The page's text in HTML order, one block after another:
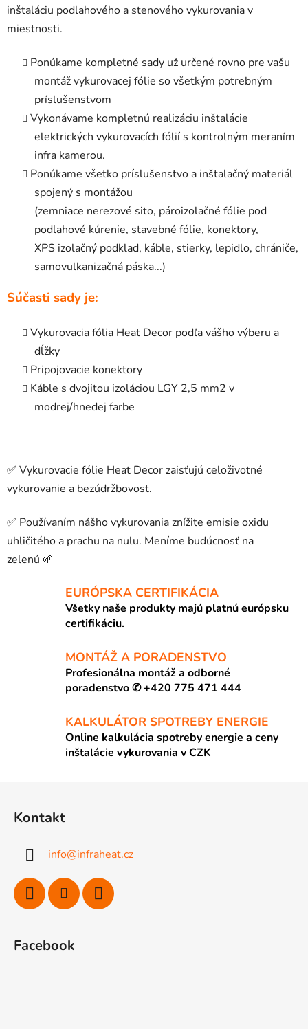
v
i
s
inštaláciu podlahového a stenového vykurovania v
miestnosti.
Ponúkame kompletné sady už určené rovno pre vašu
montáž vykurovacej fólie so všetkým potrebným
príslušenstvom
Vykonávame kompletnú realizáciu inštalácie
elektrických vykurovacích fólií s kontrolným meraním
infra kamerou.
Ponúkame všetko príslušenstvo a inštalačný materiál
spojený s montážou
(zemniace nerezové sito, pároizolačné fólie pod
podlahové kúrenie, stavebné fólie, konektory,
XPS izolačný podklad, káble, stierky, lepidlo, chrániče,
samovulkanizačná páska...)
Súčasti sady je:
Vykurovacia fólia Heat Decor podľa vášho výberu a
dĺžky
Pripojovacie konektory
Káble s dvojitou izoláciou LGY 2,5 mm2 v
modrej/hnedej farbe
✅ Vykurovacie fólie Heat Decor zaisťujú celoživotné
vykurovanie a bezúdržbovosť.
✅ Používaním nášho vykurovania znížite emisie oxidu
uhličitého a prachu na nulu. Meníme budúcnosť na
zelenú 🌱
EURÓPSKA CERTIFIKÁCIA
Všetky naše produkty majú platnú európsku
certifikáciu.
MONTÁŽ A PORADENSTVO
Profesionálna montáž a odborné
poradenstvo ✆ +420 775 471 444
KALKULÁTOR SPOTREBY ENERGIE
Online kalkulácia spotreby energie a ceny
inštalácie vykurovania v CZK
Kontakt
info@infraheat.cz
Facebook